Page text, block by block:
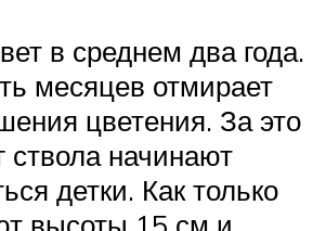
в среднем два года.
месяцев отмирает
цветения. За это
ствола начинают
детки. Как только